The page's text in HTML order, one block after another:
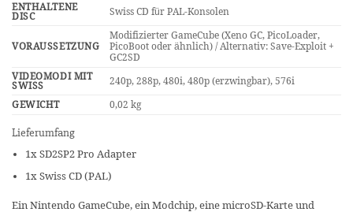
ENTHALTENE
DISC
Swiss CD für PAL-Konsolen
VORAUSSETZUNG
Modifizierter GameCube (Xeno GC, PicoLoader,
PicoBoot oder ähnlich) / Alternativ: Save-Exploit +
GC2SD
VIDEOMODI MIT
SWISS
240p, 288p, 480i, 480p (erzwingbar), 576i
GEWICHT
0,02 kg
Lieferumfang
1x SD2SP2 Pro Adapter
1x Swiss CD (PAL)
Ein Nintendo GameCube, ein Modchip, eine microSD-Karte und